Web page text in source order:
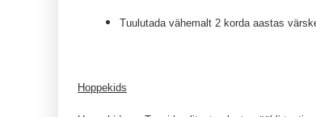
Tuulutada vähemalt 2 korda aastas
Hoppekids